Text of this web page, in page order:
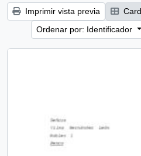
Imprimir vista previa
Ordenar por: Identificador